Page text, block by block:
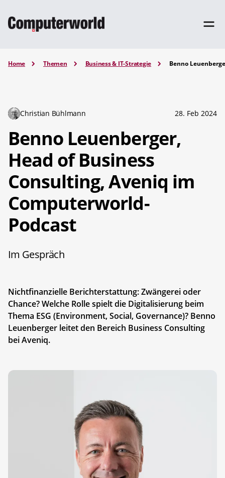
Home Themen Business & IT-Strategie Benno
Christian Bühlmann 28. Feb 2024
Benno Leuenberger,
Head of Business
Consulting, Aveniq im
Computerworld-
Podcast
Im Gespräch
Nichtfinanzielle Berichterstattung: Zwängerei oder
Chance? Welche Rolle spielt die Digitalisierung beim
Thema ESG (Environment, Social, Governance)? Benno
Leuenberger leitet den Bereich Business Consulting
bei Aveniq.